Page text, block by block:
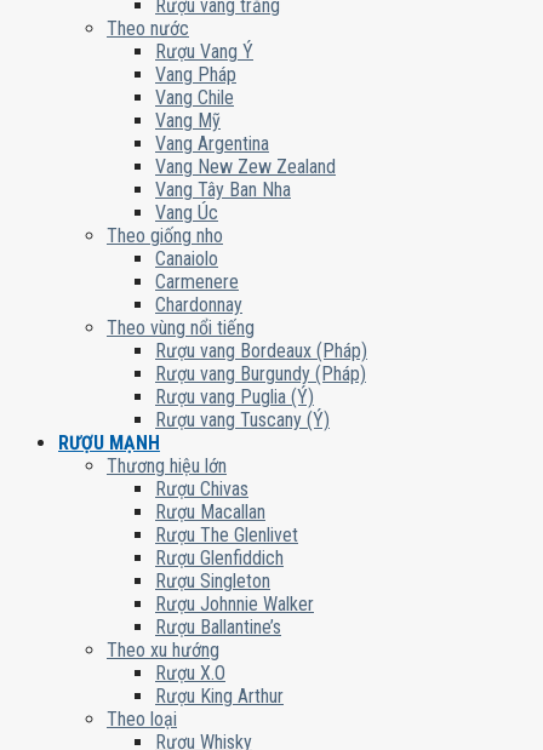
Rượu vang trắng
Theo nước
Rượu Vang Ý
Vang Pháp
Vang Chile
Vang Mỹ
Vang Argentina
Vang New Zew Zealand
Vang Tây Ban Nha
Vang Úc
Theo giống nho
Canaiolo
Carmenere
Chardonnay
Theo vùng nổi tiếng
Rượu vang Bordeaux (Pháp)
Rượu vang Burgundy (Pháp)
Rượu vang Puglia (Ý)
Rượu vang Tuscany (Ý)
RƯỢU MẠNH
Thương hiệu lớn
Rượu Chivas
Rượu Macallan
Rượu The Glenlivet
Rượu Glenfiddich
Rượu Singleton
Rượu Johnnie Walker
Rượu Ballantine’s
Theo xu hướng
Rượu X.O
Rượu King Arthur
Theo loại
Rượu Whisky